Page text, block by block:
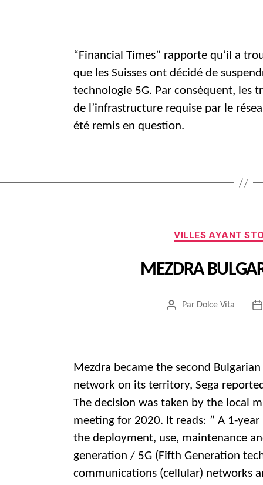
“Financial Times” rapporte qu’il a
que les Suisses ont décidé de
technologie 5G. Par conséquent, les
de l’infrastructure requise par le
été remis en question.
VILLES AYANT
MEZDRA
Auteur
Par Dolce Vita
Mezdra became the second
network on its territory, Sega
The decision was taken by the local
meeting for 2020. It reads: ” A 1-
the deployment, use, maintenance
generation / 5G (Fifth Generation
communications (cellular) networks